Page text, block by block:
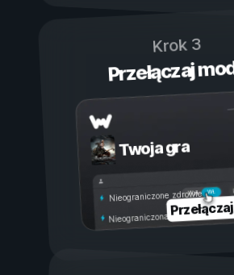
Krok 3
Przełączaj
Twoja gra
Wł.
Wył.
Nieograniczone zdrowie
Nieograniczona wytrzymałość